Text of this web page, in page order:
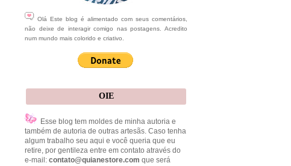
Olá Este blog é alimentado com seus comentários,
não deixe de interagir comigo nas postagens. Acredito
num mundo mais colorido e criativo.
OIE
Esse blog tem moldes de minha autoria e
também de autoria de outras artesãs. Caso tenha
algum trabalho seu aqui e você queria que eu
retire, por gentileza entre em contato através do
e-mail: contato@quianestore.com que será